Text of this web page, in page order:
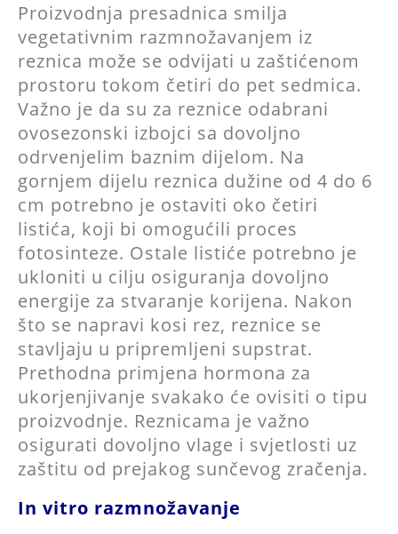
Proizvodnja presadnica smilja
vegetativnim razmnožavanjem iz
reznica može se odvijati u zaštićenom
prostoru tokom četiri do pet sedmica.
Važno je da su za reznice odabrani
ovosezonski izbojci sa dovoljno
odrvenjelim baznim dijelom. Na
gornjem dijelu reznica dužine od 4 do 6
cm potrebno je ostaviti oko četiri
listića, koji bi omogućili proces
fotosinteze. Ostale listiće potrebno je
ukloniti u cilju osiguranja dovoljno
energije za stvaranje korijena. Nakon
što se napravi kosi rez, reznice se
stavljaju u pripremljeni supstrat.
Prethodna primjena hormona za
ukorjenjivanje svakako će ovisiti o tipu
proizvodnje. Reznicama je važno
osigurati dovoljno vlage i svjetlosti uz
zaštitu od prejakog sunčevog zračenja.
In vitro razmnožavanje